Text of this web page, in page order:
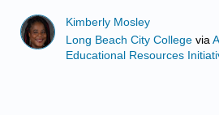
Kimberly Mosley
Long Beach City College via
Educational Resources